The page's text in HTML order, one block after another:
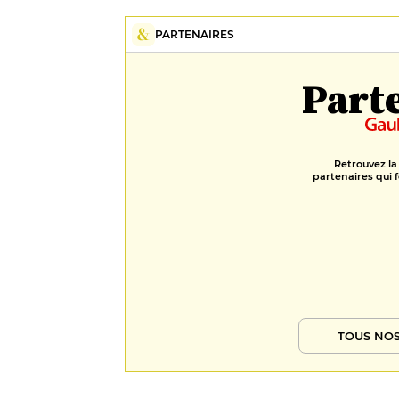
PARTENAIRES
Retrouvez
partenaires qui
TOUS